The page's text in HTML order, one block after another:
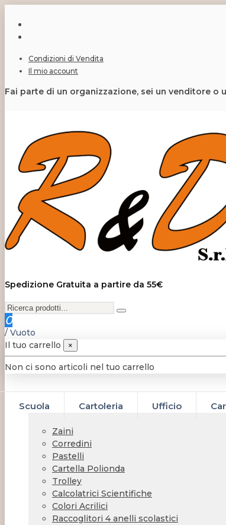
Condizioni di Vendita
Il mio account
Fai parte di un organizzazione, sei un venditore o
Spedizione Gratuita a partire da 55€
0
/ Vuoto
Il tuo carrello
×
Non ci sono articoli nel tuo carrello
Scuola Cartoleria Ufficio
Zaini
Corredini
Pastelli
Cartella Polionda
Trolley
Calcolatrici Scientifiche
Colori Acrilici
Raccoglitori 4 anelli scolastici